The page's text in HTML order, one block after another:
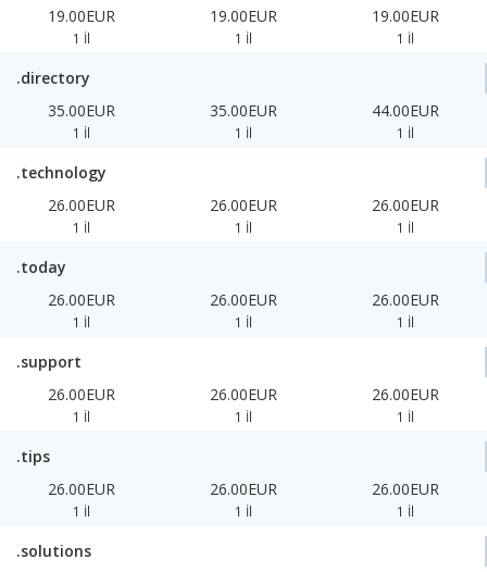
19.00EUR
1 İl
19.00EUR
1 İl
19.00EUR
1 İl
.directory
35.00EUR
1 İl
35.00EUR
1 İl
44.00EUR
1 İl
.technology
26.00EUR
1 İl
26.00EUR
1 İl
26.00EUR
1 İl
.today
26.00EUR
1 İl
26.00EUR
1 İl
26.00EUR
1 İl
.support
26.00EUR
1 İl
26.00EUR
1 İl
26.00EUR
1 İl
.tips
26.00EUR
1 İl
26.00EUR
1 İl
26.00EUR
1 İl
.solutions